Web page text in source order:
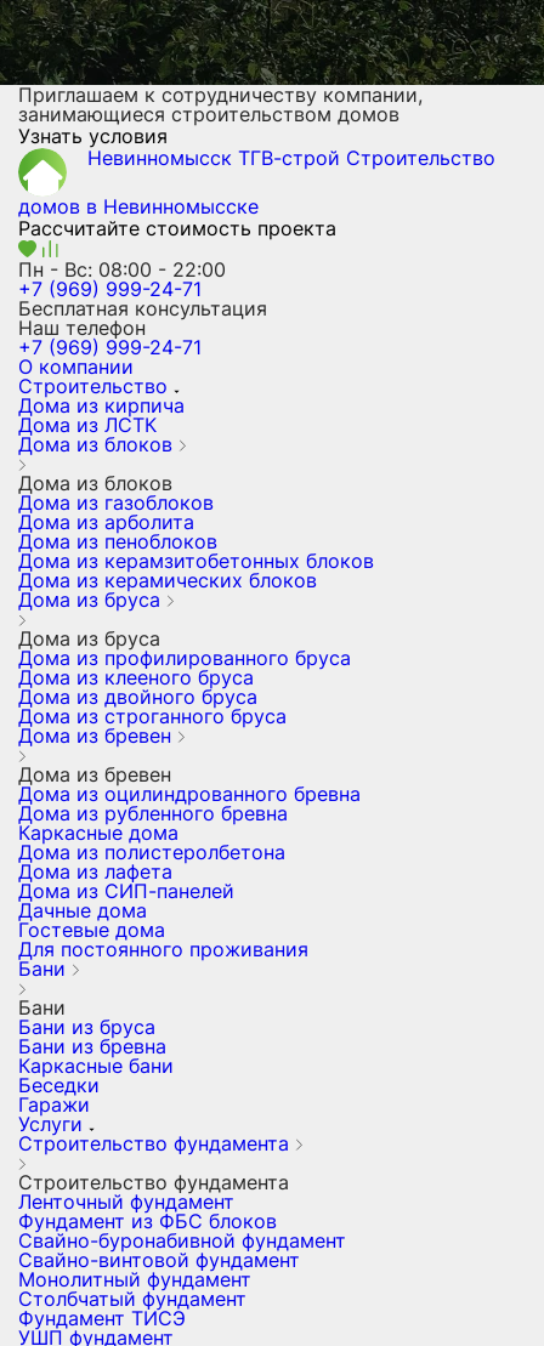
Приглашаем к сотрудничеству компании,
занимающиеся строительством домов
Узнать условия
Невинномысск ТГВ-строй Строительство
домов в Невинномысске
Рассчитайте стоимость проекта
Пн - Вс: 08:00 - 22:00
+7 (969) 999-24-71
Бесплатная консультация
Наш телефон
+7 (969) 999-24-71
О компании
Строительство
Дома из кирпича
Дома из ЛСТК
Дома из блоков
Дома из блоков
Дома из газоблоков
Дома из арболита
Дома из пеноблоков
Дома из керамзитобетонных блоков
Дома из керамических блоков
Дома из бруса
Дома из бруса
Дома из профилированного бруса
Дома из клееного бруса
Дома из двойного бруса
Дома из строганного бруса
Дома из бревен
Дома из бревен
Дома из оцилиндрованного бревна
Дома из рубленного бревна
Каркасные дома
Дома из полистеролбетона
Дома из лафета
Дома из СИП-панелей
Дачные дома
Гостевые дома
Для постоянного проживания
Бани
Бани
Бани из бруса
Бани из бревна
Каркасные бани
Беседки
Гаражи
Услуги
Строительство фундамента
Строительство фундамента
Ленточный фундамент
Фундамент из ФБС блоков
Свайно-буронабивной фундамент
Свайно-винтовой фундамент
Монолитный фундамент
Столбчатый фундамент
Фундамент ТИСЭ
УШП фундамент